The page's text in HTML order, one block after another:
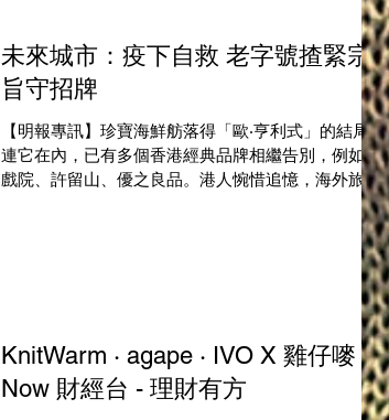
未來城市：疫下自救 老字號揸緊宗
旨守招牌
【明報專訊】珍寶海鮮舫落得「歐‧亨利式」的結局，
連它在內，已有多個香港經典品牌相繼告別，例如UA
戲院、許留山、優之良品。港人惋惜追憶，海外旅客
慨嘆不少「香港名物」就此消失，但亦有人批評部分
品牌只顧遊客生意，早失本地人支持。受訪學者指
KnitWarm · agape · IVO X 雞仔嘜 @
Now 財經台 - 理財有方